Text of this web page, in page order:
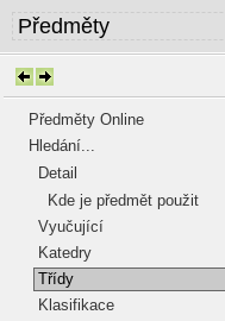
Předměty Online
Hledání...
Detail
Kde je předmět použit
Vyučující
Katedry
Třídy
Klasifikace